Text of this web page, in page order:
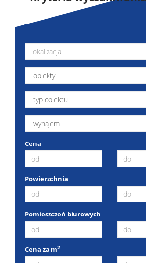
Cena
Powierzchnia
Pomieszczeń biurowych
Cena za m2